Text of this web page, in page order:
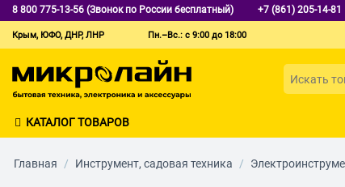
8 800 775-13-56 (Звонок по России бесплатный) +7 (861) 205-14-81
Крым, ЮФО, ДНР, ЛНР Пн.–Вс.: с 9:00 до 18:00
КАТАЛОГ ТОВАРОВ
Главная / Инструмент, садовая техника /